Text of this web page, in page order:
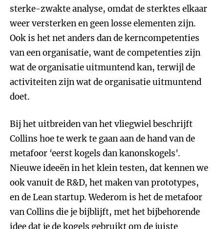
sterke-zwakte analyse, omdat de sterktes elkaar
weer versterken en geen losse elementen zijn.
Ook is het net anders dan de kerncompetenties
van een organisatie, want de competenties zijn
wat de organisatie uitmuntend kan, terwijl de
activiteiten zijn wat de organisatie uitmuntend
doet.
Bij het uitbreiden van het vliegwiel beschrijft
Collins hoe te werk te gaan aan de hand van de
metafoor ‘eerst kogels dan kanonskogels'.
Nieuwe ideeën in het klein testen, dat kennen we
ook vanuit de R&D, het maken van prototypes,
en de Lean startup. Wederom is het de metafoor
van Collins die je bijblijft, met het bijbehorende
idee dat je de kogels gebruikt om de juiste